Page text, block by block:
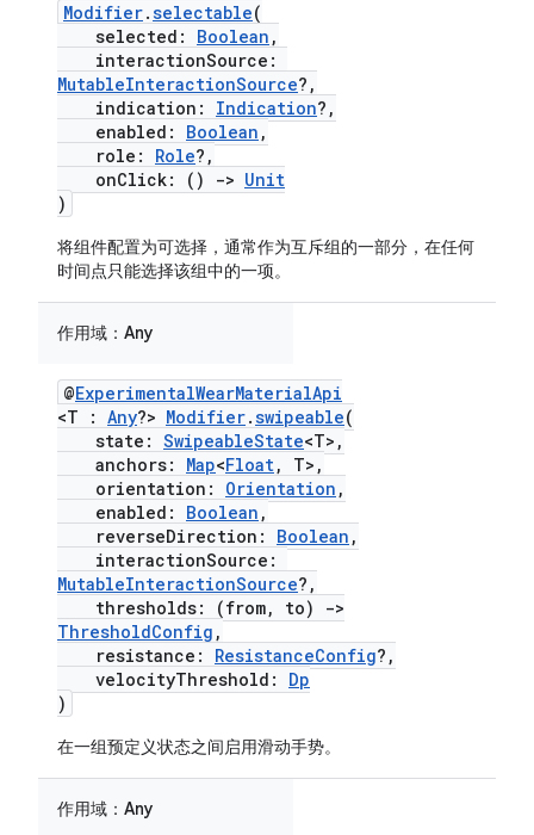
Modifier.selectable(
selected: Boolean ,
interactionSource:
MutableInteractionSource?,
indication: Indication?,
enabled: Boolean ,
role: Role?,
onClick: ()
-> Unit
)
将组件配置为可选择，通常作为互斥组的一部分，在任何
时间点只能选择该组中的一项。
作用域： Any
@ExperimentalWearMaterialApi
<T : Any?> Modifier.swipeable(
state: SwipeableState<T>,
anchors: Map<Float, T>,
orientation: Orientation ,
enabled: Boolean ,
reverseDirection: Boolean ,
interactionSource:
MutableInteractionSource?,
thresholds: (from, to)
->
ThresholdConfig ,
resistance: ResistanceConfig?,
velocityThreshold: Dp
)
在一组预定义状态之间启用滑动手势。
作用域： Any